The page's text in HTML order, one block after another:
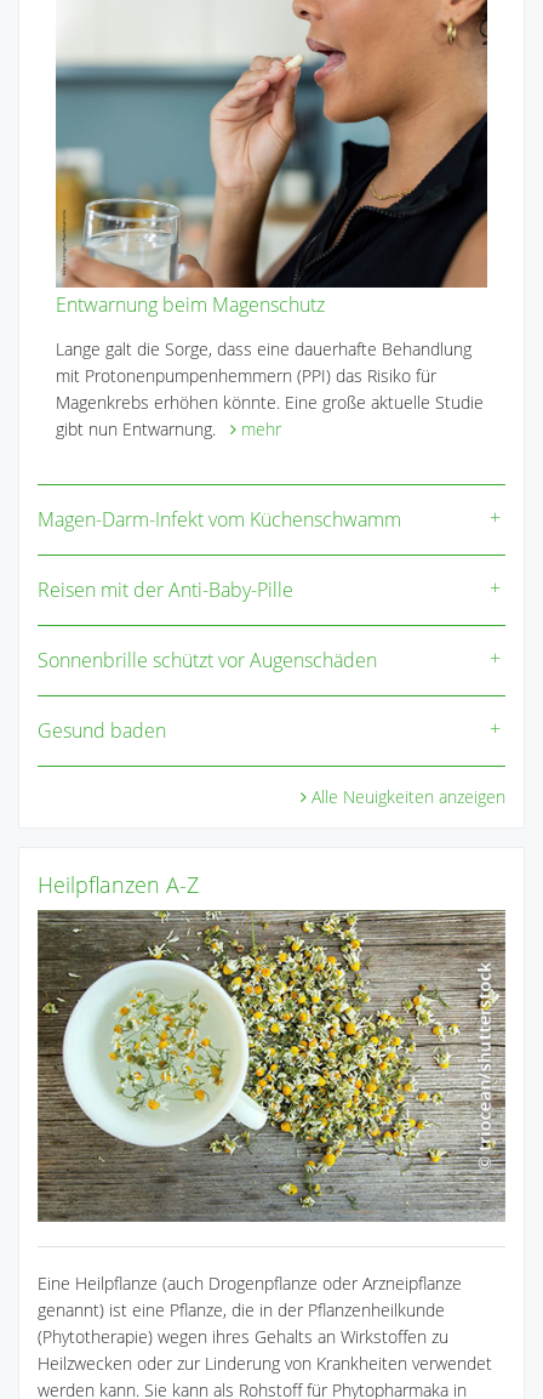
Entwarnung beim Magenschutz
Lange galt die Sorge, dass eine dauerhafte Behandlung
mit Protonenpumpenhemmern (PPI) das Risiko für
Magenkrebs erhöhen könnte. Eine große aktuelle Studie
gibt nun Entwarnung.
mehr
Magen-Darm-Infekt vom Küchenschwamm
Reisen mit der Anti-Baby-Pille
Sonnenbrille schützt vor Augenschäden
Gesund baden
Alle Neuigkeiten anzeigen
Heilpflanzen A-Z
Eine Heilpflanze (auch Drogenpflanze oder Arzneipflanze
genannt) ist eine Pflanze, die in der Pflanzenheilkunde
(Phytotherapie) wegen ihres Gehalts an Wirkstoffen zu
Heilzwecken oder zur Linderung von Krankheiten verwendet
werden kann. Sie kann als Rohstoff für Phytopharmaka in